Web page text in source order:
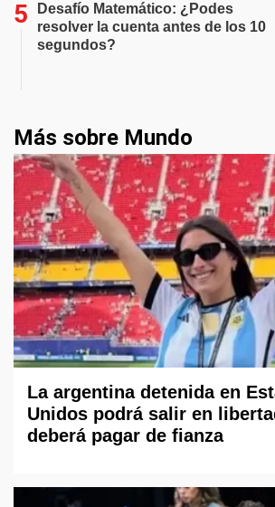
Desafío Matemático: ¿Podes
resolver la cuenta antes de los 10
segundos?
Más sobre Mundo
La argentina detenida en
Unidos podrá salir en
deberá pagar de fianza